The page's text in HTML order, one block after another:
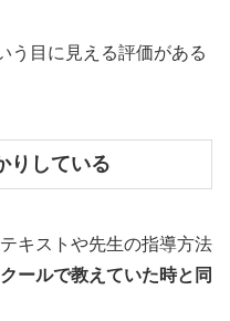
う目に見える評価がある
りしている
キストや先生の指導方法
ールで教えていた時と同